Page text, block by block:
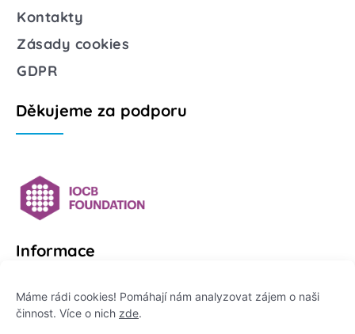
Máme rádi cookies! Pomáhají nám analyzovat zájem o naši
činnost. Více o nich zde.
Kontakty
Zásady cookies
GDPR
Děkujeme za podporu
Informace
Platformu Zeptej se vědce provozuje: